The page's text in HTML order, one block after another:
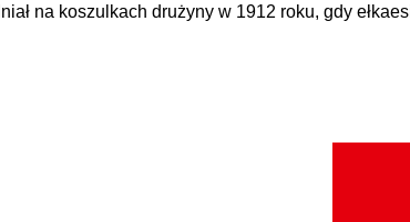
na koszulkach drużyny w 1912 roku, gdy